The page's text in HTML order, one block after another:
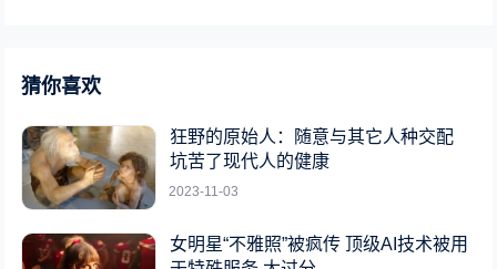
猜你喜欢
狂野的原始人：随意与其它人种交配
坑苦了现代人的健康
2023-11-03
女明星“不雅照”被疯传 顶级AI技术被用